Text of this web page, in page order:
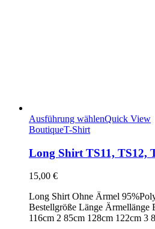
Ausführung wählenQuick View
BoutiqueT-Shirt
Long Shirt TS11, TS12,
15,00 €
Long Shirt Ohne Ärmel
Bestellgröße Länge Ärmellänge
116cm 2 85cm 128cm 122cm